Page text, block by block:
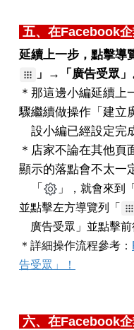
五、 在Facebook
延續上一步，點擊導
」→「廣告受眾」
＊那這邊小編延續上
驟繼續做操作「建立
設小編已經設定完
＊店家不論在其他頁
顯示的落點會不太一
「
」，就會來到
並點擊左方導覽列 「
廣告受眾」並點擊前
＊詳細操作流程參考：
告受眾」！
六、 在Facebook